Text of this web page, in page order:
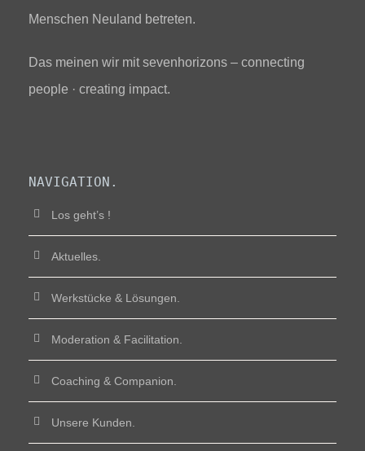
Menschen Neuland betreten.
Das meinen wir mit sevenhorizons – connecting
people · creating impact.
NAVIGATION.
Los geht’s !
Aktuelles.
Werkstücke & Lösungen.
Moderation & Facilitation.
Coaching & Companion.
Unsere Kunden.